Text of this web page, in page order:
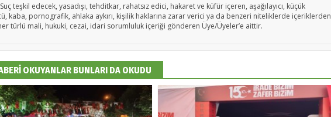
Suç teşkil edecek, yasadışı, tehditkar, rahatsız edici, hakaret ve küfür içeren, aşağılayıcı, küçük
kaba, pornografik, ahlaka aykırı, kişilik haklarına zarar verici ya da benzeri niteliklerde içeriklerden
türlü mali, hukuki, cezai, idari sorumluluk içeriği gönderen Üye/Üyeler’e aittir.
OKUYANLAR BUNLARI DA OKUDU